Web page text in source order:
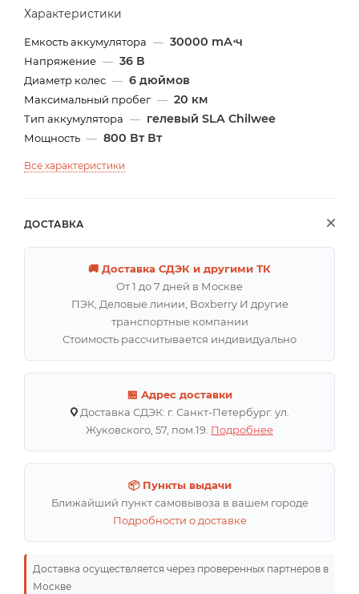
Характеристики
Емкость аккумулятора — 30000 mА⋅ч
Напряжение — 36 В
Диаметр колес — 6 дюймов
Максимальный пробег — 20 км
Тип аккумулятора — гелевый SLA Chilwee
Мощность — 800 Вт Вт
Все характеристики
ДОСТАВКА
🚚 Доставка СДЭК и другими ТК
От 1 до 7 дней в Москве
ПЭК, Деловые линии, Boxberry И другие
транспортные компании
Стоимость рассчитывается индивидуально
🏪 Адрес доставки
Доставка СДЭК: г. Санкт-Петербург. ул.
Жуковского, 57, пом.19. Подробнее
📦 Пункты выдачи
Ближайший пункт самовывоза в вашем городе
Подробности о доставке
Доставка осуществляется через проверенных партнеров в
Москве